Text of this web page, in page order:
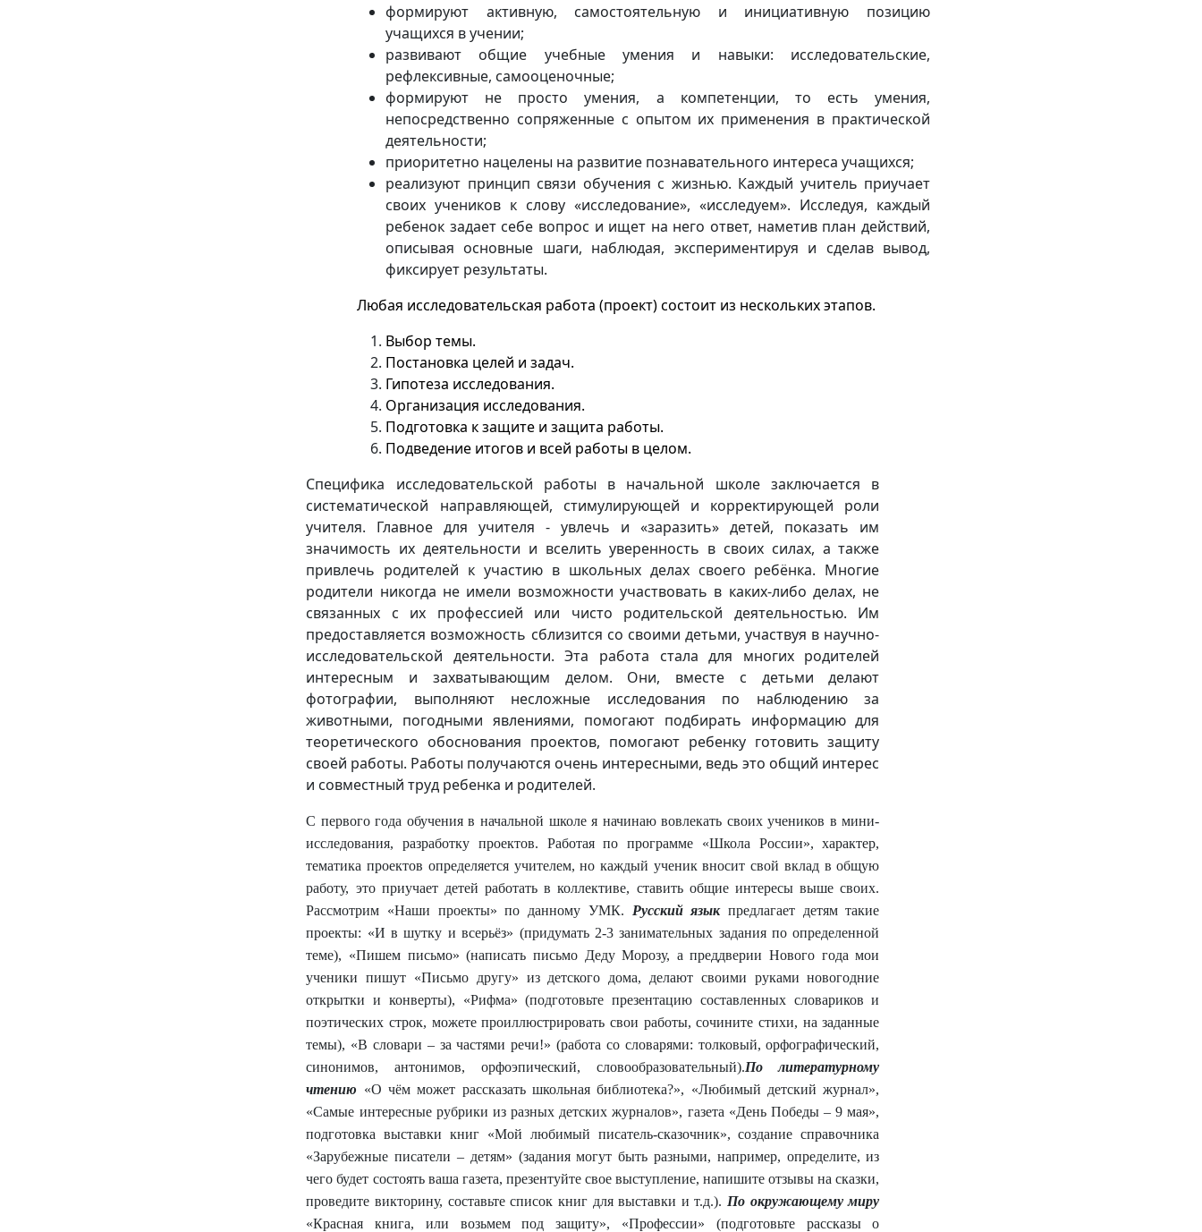
формируют активную, самостоятельную и инициативную позицию
учащихся в учении;
развивают общие учебные умения и навыки: исследовательские,
рефлексивные, самооценочные;
формируют не просто умения, а компетенции, то есть умения,
непосредственно сопряженные с опытом их применения в практической
деятельности;
приоритетно нацелены на развитие познавательного интереса учащихся;
реализуют принцип связи обучения с жизнью. Каждый учитель приучает
своих учеников к слову «исследование», «исследуем». Исследуя, каждый
ребенок задает себе вопрос и ищет на него ответ, наметив план действий,
описывая основные шаги, наблюдая, экспериментируя и сделав вывод,
фиксирует результаты.
Любая исследовательская работа (проект) состоит из нескольких этапов.
Выбор темы.
Постановка целей и задач.
Гипотеза исследования.
Организация исследования.
Подготовка к защите и защита работы.
Подведение итогов и всей работы в целом.
Специфика исследовательской работы в начальной школе заключается в
систематической направляющей, стимулирующей и корректирующей роли
учителя. Главное для учителя - увлечь и «заразить» детей, показать им
значимость их деятельности и вселить уверенность в своих силах, а также
привлечь родителей к участию в школьных делах своего ребёнка. Многие
родители никогда не имели возможности участвовать в каких-либо делах, не
связанных с их профессией или чисто родительской деятельностью. Им
предоставляется возможность сблизится со своими детьми, участвуя в научно-
исследовательской деятельности. Эта работа стала для многих родителей
интересным и захватывающим делом. Они, вместе с детьми делают
фотографии, выполняют несложные исследования по наблюдению за
животными, погодными явлениями, помогают подбирать информацию для
теоретического обоснования проектов, помогают ребенку готовить защиту
своей работы. Работы получаются очень интересными, ведь это общий интерес
и совместный труд ребенка и родителей.
С первого года обучения в начальной школе я начинаю вовлекать своих учеников в мини-
исследования, разработку проектов. Работая по программе «Школа России», характер,
тематика проектов определяется учителем, но каждый ученик вносит свой вклад в общую
работу, это приучает детей работать в коллективе, ставить общие интересы выше своих.
Рассмотрим «Наши проекты» по данному УМК. Русский языкпредлагает детям такие
проекты: «И в шутку и всерьёз» (придумать 2-3 занимательных задания по определенной
теме), «Пишем письмо» (написать письмо Деду Морозу, а преддверии Нового года мои
ученики пишут «Письмо другу» из детского дома, делают своими руками новогодние
открытки и конверты), «Рифма» (подготовьте презентацию составленных словариков и
поэтических строк, можете проиллюстрировать свои работы, сочините стихи, на заданные
темы), «В словари – за частями речи!» (работа со словарями: толковый, орфографический,
синонимов, антонимов, орфоэпический, словообразовательный).По литературному
чтению «О чём может рассказать школьная библиотека?», «Любимый детский журнал»,
«Самые интересные рубрики из разных детских журналов», газета «День Победы – 9 мая»,
подготовка выставки книг «Мой любимый писатель-сказочник», создание справочника
«Зарубежные писатели – детям» (задания могут быть разными, например, определите, из
чего будет состоять ваша газета, презентуйте свое выступление, напишите отзывы на сказки,
проведите викторину, составьте список книг для выставки и т.д.). По окружающему миру
«Красная книга, или возьмем под защиту», «Профессии» (подготовьте рассказы о